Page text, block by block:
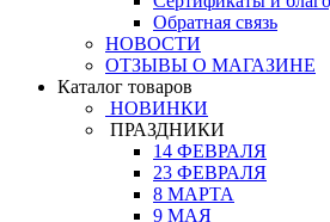
Обратная связь
НОВОСТИ
ОТЗЫВЫ О МАГАЗИНЕ
Каталог товаров
НОВИНКИ
ПРАЗДНИКИ
14 ФЕВРАЛЯ
23 ФЕВРАЛЯ
8 МАРТА
9 МАЯ